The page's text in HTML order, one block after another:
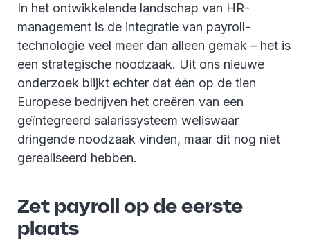
In het ontwikkelende landschap van HR-
management is de integratie van payroll-
technologie veel meer dan alleen gemak – het is
een strategische noodzaak. Uit ons nieuwe
onderzoek blijkt echter dat één op de tien
Europese bedrijven het creëren van een
geïntegreerd salarissysteem weliswaar
dringende noodzaak vinden, maar dit nog niet
gerealiseerd hebben.
Zet payroll op de eerste
plaats